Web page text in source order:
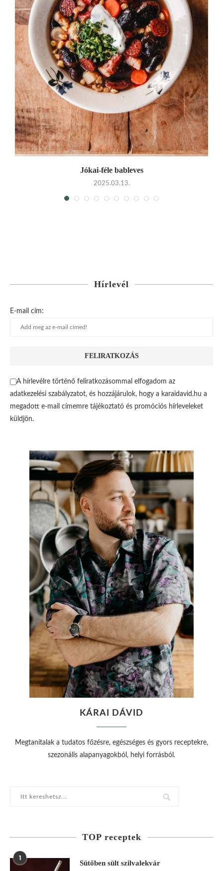
Jókai-féle bableves
2025.03.13.
Hírlevél
E-mail cím:
A hírlevélre történő feliratkozásommal elfogadom az
adatkezelési szabályzatot, és hozzájárulok, hogy a karaidavid.hu a
megadott e-mail címemre tájékoztató és promóciós hírleveleket
küldjön.
KÁRAI DÁVID
Megtanítalak a tudatos főzésre, egészséges és gyors receptekre,
szezonális alapanyagokból, helyi forrásból.
TOP receptek
1
Sütőben sült szilvalekvár